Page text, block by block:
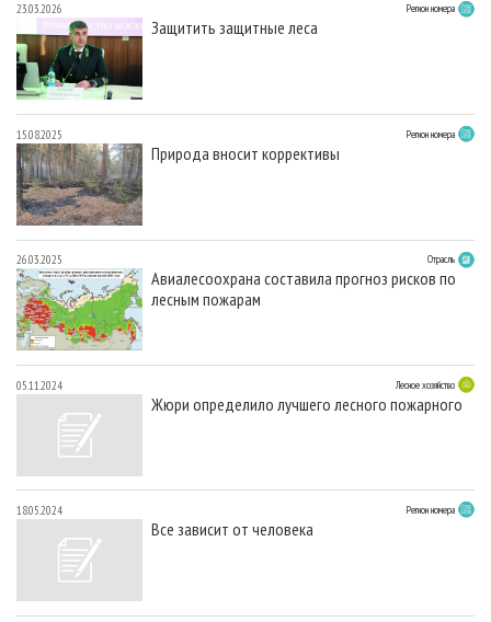
23.03.2026 Регион номера
Защитить защитные леса
15.08.2025 Регион номера
Природа вносит коррективы
26.03.2025 Отрасль
Авиалесоохрана составила прогноз рисков по
лесным пожарам
05.11.2024 Лесное хозяйство
Жюри определило лучшего лесного пожарного
18.05.2024 Регион номера
Все зависит от человека